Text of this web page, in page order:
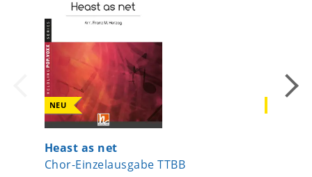
NEU
Heast as net
Chor-Einzelausgabe TTBB